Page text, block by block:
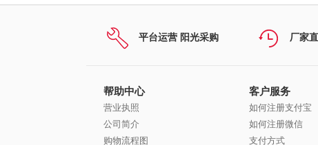
平台运营 阳光采购 厂家
帮助中心
营业执照
公司简介
购物流程图
客户服务
如何注册支付宝
如何注册微信
支付方式